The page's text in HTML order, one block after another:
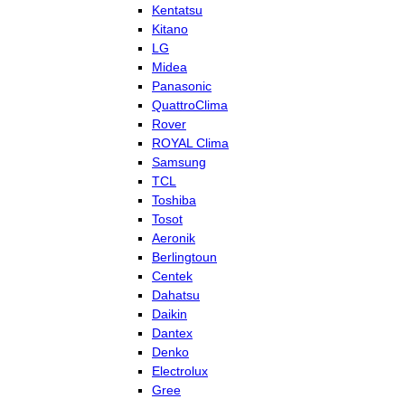
Kentatsu
Kitano
LG
Midea
Panasonic
QuattroClima
Rover
ROYAL Clima
Samsung
TCL
Toshiba
Tosot
Aeronik
Berlingtoun
Centek
Dahatsu
Daikin
Dantex
Denko
Electrolux
Gree